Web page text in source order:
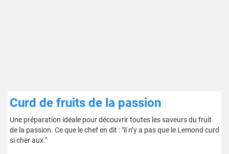
Curd de fruits de la passion
Une préparation idéale pour découvrir toutes les saveurs du fruit
de la passion. Ce que le chef en dit : "il n’y a pas que le Lemond curd
si cher aux."